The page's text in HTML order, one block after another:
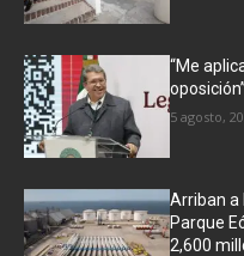
“Me
5 agosto,
Arriban a
Parque
2,600